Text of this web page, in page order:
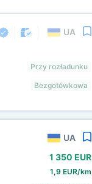
UA
Przy rozładunku
Bezgotówkowa
UA
1 350 EUR
1,9 EUR/km